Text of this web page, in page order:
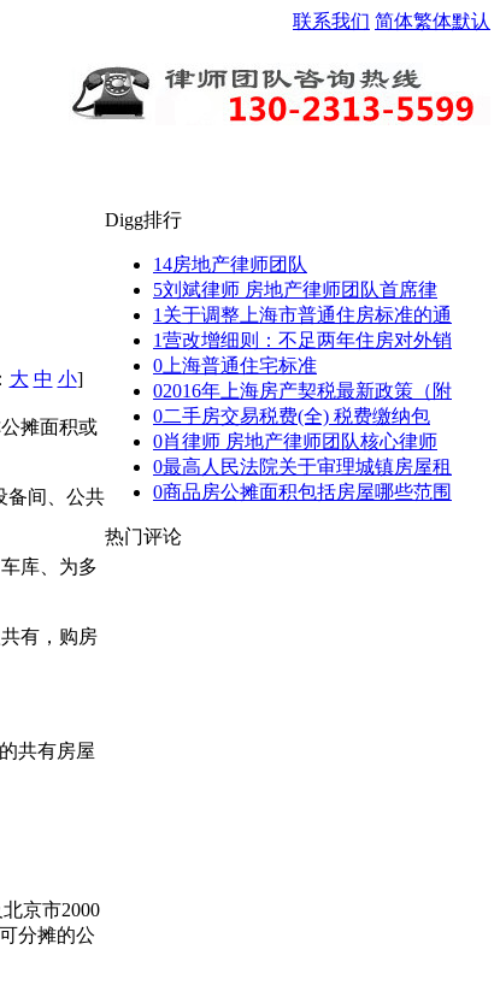
联系我们 简体繁体默认
大 中 小]
摊面积或
备间、公共
库、为多
有，购房
共有房屋
京市2000
分摊的公
Digg排行
14房地产律师团队
5刘斌律师 房地产律师团队首席律
1 关于调整上海市普通住房标准的通
1营改增细则：不足两年住房对外销
0 上海普通住宅标准
02016年上海房产契税最新政策（附
0二手房交易税费(全) 税费缴纳包
0肖律师 房地产律师团队核心律师
0最高人民法院关于审理城镇房屋租
0商品房公摊面积包括房屋哪些范围
热门评论